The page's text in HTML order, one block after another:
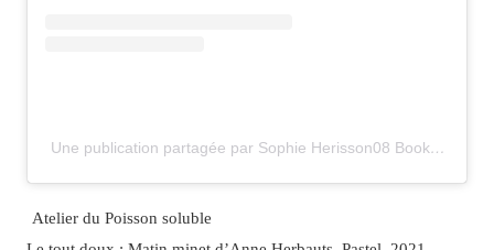
Une publication partagée par Sophie Herisson08 Bookstagram (@herissonfamily)
Atelier du Poisson soluble